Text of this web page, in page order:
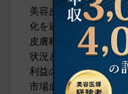
美容皮膚科の医師の
化を遂げています。
皮膚科市場自体が近
状況と、｢2024年度診
利益の変化が挙げら
市場成長によって求